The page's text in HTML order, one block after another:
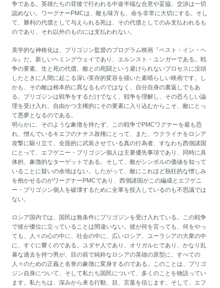
争である。英雄たちの背後で行われる中途半端な合意や妥協、交渉は一切
認めない。ワーグナーPMCは、敵も味方も、命を非常に大切にする。そし
て、勝利の代償として与えられる死は、その代償としてのみ支払われるも
のであり、それ以外のものには支払われない。
美学的な神格化は、プリゴジン監督のプログラム映画『ベスト・イン・ヘ
ル』だ。新しいヘミングウェイであり、エルンスト・ユンガーである。戦
争の要素、生と死の代償、敵との死闘という避けられないプロセスに没頭
したときに人間に起こる深い実存的変容を描いた素晴らしい映画です。し
かも、その敵は根本的に異なるものではなく、自分自身の裏返しでもあ
る。プリゴジンは戦争をするだけでなく、戦争を理解し、その恐ろしい論
理を受け入れ、自由かつ主権的にその要素に入り込むからこそ、敵にとっ
て悪夢となるのである。
明らかに、そのような象徴を持たず、この戦争でPMCワグナーを最も恐
れ、憎んでいるキエフのナチス政権にとって、また、ウクライナをロシア
攻撃に駆り立て、全面的に武装させている真の行為者、すなわち西側諸国
にとって、エフゲニー・プリゴジン個人は主要優先事項であり、同時に具
体的、象徴的なターゲットである。そして、敵がシンボルの価値を知って
いることに疑いの余地はない。したがって、敵にこれほど熱狂的な憎しみ
を抱かせるのがワーグナーPMCであり、西側諸国がこの編成とエフゲニ
ー・プリゴジン個人を破壊するために全軍を投入しているのも不思議では
ない。
ロシア国内では、国民は無条件にプリゴジンを受け入れている。この戦争
で彼が優位に立っていることは間違いない。彼が何を言っても、何をやっ
ても、人々の心の中に、社会の中に、広いロシア、ユーラシアの大衆の中
に、すぐに響くのである。ユダヤ人であり、オリガルヒであり、かなり乱
暴な過去を持つ男が、目の前で純粋なロシアの英雄の原型に、すべての
人々のための正義と名誉の象徴に変身するのである。このことは、プリゴ
ジン自身について、そして私たち国民について、多くのことを物語ってい
ます。私たちは、深みから来る行動、目、言葉を信じます。そして、エフ